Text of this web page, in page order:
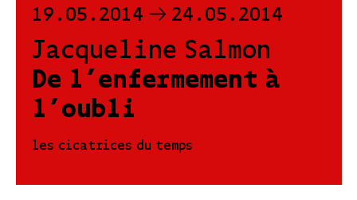
19.05.2014 24.05.2014
Jacqueline Salmon
De l’enfermement à
l’oubli
les cicatrices du temps